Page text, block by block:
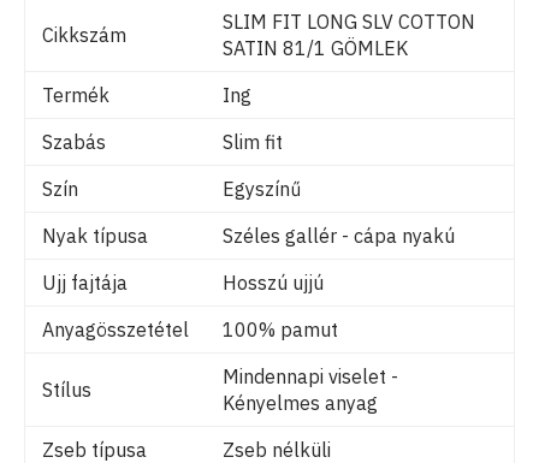
Cikkszám
SLIM FIT LONG SLV COTTON
SATIN 81/1 GÖMLEK
Termék
Ing
Szabás
Slim fit
Szín
Egyszínű
Nyak típusa
Széles gallér - cápa nyakú
Ujj fajtája
Hosszú ujjú
Anyagösszetétel
100% pamut
Stílus
Mindennapi viselet -
Kényelmes anyag
Zseb típusa
Zseb nélküli